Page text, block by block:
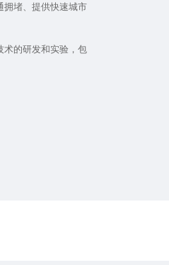
拥堵、提供快速城市
术的研发和实验，包